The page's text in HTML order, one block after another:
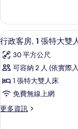
in
Shower)
的
所
有
相
片
in
Shower)
的
詳
情
標
準
雙
人
床,
無
障
礙
客
房,
2
張
標
準
人
床,
障
顯
示
行
政
客
1
5
行政客房, 1 張特大雙
30 平方公尺
可容納 2 人 (依實際
1 張特大雙人床
免費無線上網
更多資訊
更